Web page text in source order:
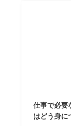
仕事で必要
はどう身に